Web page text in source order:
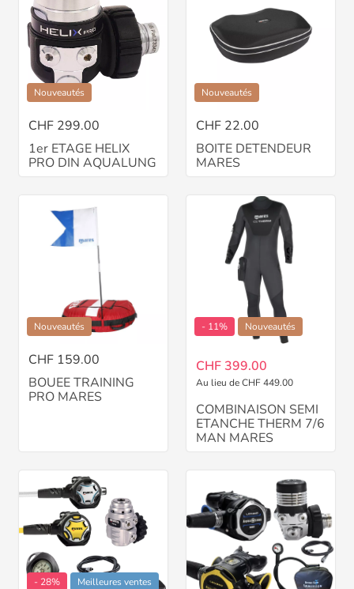
Nouveautés
CHF 299.00
1er ETAGE HELIX
PRO DIN AQUALUNG
Nouveautés
CHF 22.00
BOITE DETENDEUR
MARES
Nouveautés
CHF 159.00
BOUEE TRAINING
PRO MARES
- 11% Nouveautés
CHF 399.00
Au lieu de CHF 449.00
COMBINAISON SEMI
ETANCHE THERM 7/6
MAN MARES
- 28%
Meilleures ventes